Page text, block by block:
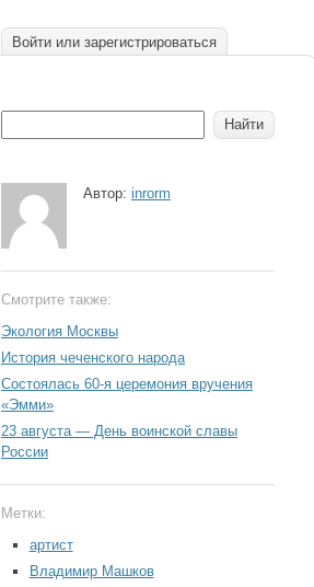
Войти или зарегистрироваться
Автор: inrorm
Смотрите также:
Экология Москвы
История чеченского народа
Состоялась 60-я церемония вручения
«Эмми»
23 августа — День воинской славы
России
Метки:
артист
Владимир Машков